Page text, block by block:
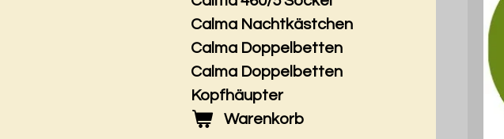
Calma Nachtkästchen
Calma Doppelbetten
Calma Doppelbetten
Kopfhäupter
Warenkorb